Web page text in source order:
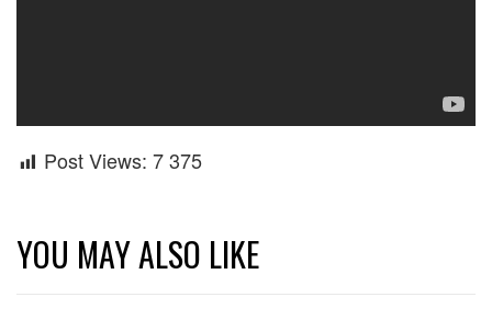
Post Views: 7 375
YOU MAY ALSO LIKE